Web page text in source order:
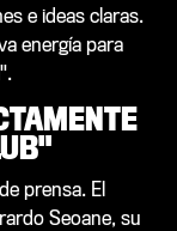
e ideas claras.
energía para
prensa. El
Seoane, su